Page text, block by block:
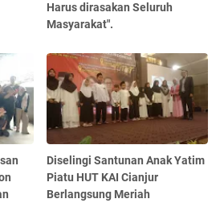
Harus dirasakan Seluruh
Masyarakat".
Diselingi Santunan Anak Yatim
Piatu HUT KAI Cianjur
Berlangsung Meriah